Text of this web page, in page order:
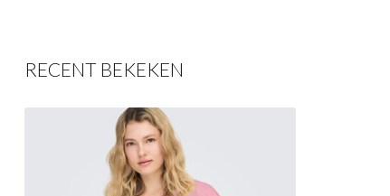
RECENT BEKEKEN